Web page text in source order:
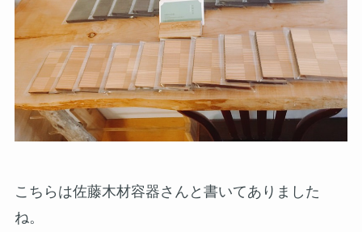
こちらは佐藤木材容器さんと書いてありました
ね。